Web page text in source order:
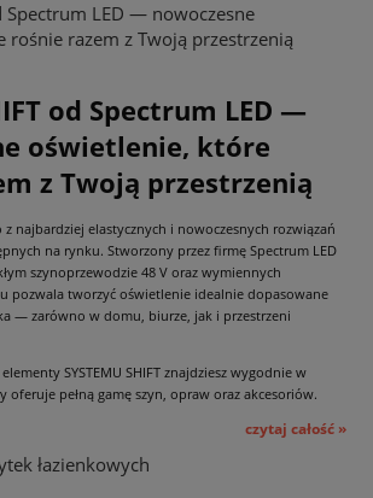
Spectrum LED — nowoczesne
rośnie razem z Twoją przestrzenią
od Spectrum LED —
oświetlenie, które
z Twoją przestrzenią
z najbardziej elastycznych i nowoczesnych rozwiązań
na rynku. Stworzony przez firmę Spectrum LED
szynoprzewodzie 48 V oraz wymiennych
pozwala tworzyć oświetlenie idealnie dopasowane
— zarówno w domu, biurze, jak i przestrzeni
SYSTEMU SHIFT znajdziesz wygodnie w
oferuje pełną gamę szyn, opraw oraz akcesoriów.
czytaj całość »
łazienkowych